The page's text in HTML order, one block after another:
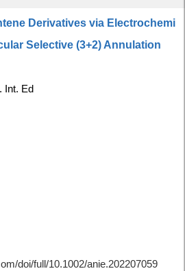
Derivatives via Electrochemi
Selective (3+2) Annulation
Int. Ed
doi/full/10.1002/anie.202207059